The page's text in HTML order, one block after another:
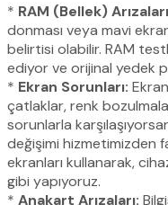
* RAM (Bellek)
donması veya mavi
belirtisi olabilir. RAM
ediyor ve orijinal yedek
* Ekran Sorunları:
çatlaklar, renk
sorunlarla
değişimi hizmetimizden
ekranları kullanarak,
gibi yapıyoruz.
* Anakart Arızaları: